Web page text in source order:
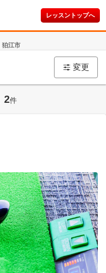
レッスントップへ
狛江市
変更
2件